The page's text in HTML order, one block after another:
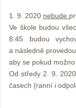
1. 9. 2020 nebude
Ve škole budou
8:45 budou
a následně
aby se pokud
Od středy 2. 9.
časech (ranní i